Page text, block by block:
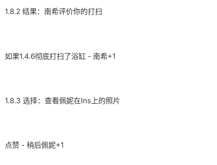
1.8.2 结果：南希评价你的打扫
如果1.4.6彻底打扫了浴缸 - 南希+1
1.8.3 选择：查看佩妮在Ins上的照片
点赞 - 稍后佩妮+1